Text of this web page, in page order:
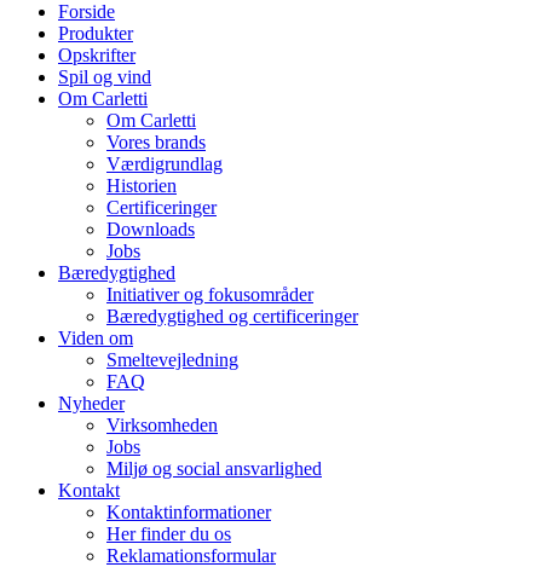
Forside
Produkter
Opskrifter
Spil og vind
Om Carletti
Om Carletti
Vores brands
Værdigrundlag
Historien
Certificeringer
Downloads
Jobs
Bæredygtighed
Initiativer og fokusområder
Bæredygtighed og certificeringer
Viden om
Smeltevejledning
FAQ
Nyheder
Virksomheden
Jobs
Miljø og social ansvarlighed
Kontakt
Kontaktinformationer
Her finder du os
Reklamationsformular